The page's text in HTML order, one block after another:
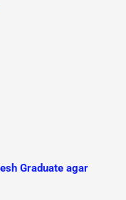
Graduate agar